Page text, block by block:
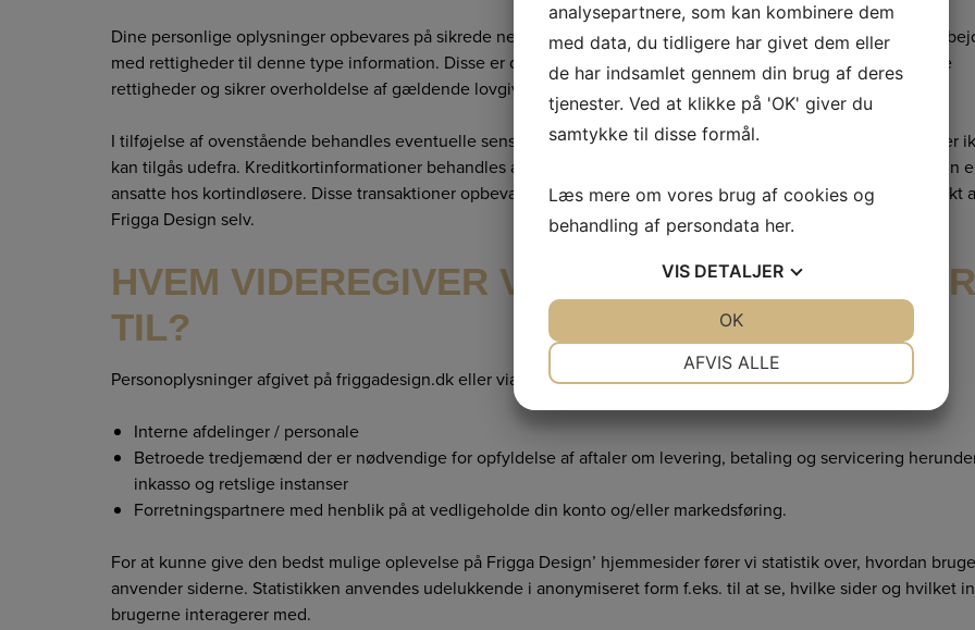
Dine personlige oplysninger opbevares på sikrede netværk og kan kun tilgås af en begrænset mængde
med rettigheder til denne type information. Disse er desuden underlagt vores persondatapolitik, der sikrer dine
rettigheder og sikrer overholdelse af gældende lovgivning på området.
I tilføjelse af ovenstående behandles eventuelle sensitive- og betalingsinformationer på krypterede servere, der
kan tilgås udefra. Kreditkortinformationer behandles af kortindløsere og kan ikke tilgås af hverken Frigga Design
ansatte hos kortindløsere. Disse transaktioner opbevares ikke på interne servere og behandles på intet tidspunkt
Frigga Design selv.
HVEM VIDEREGIVER VI PERSONOPLYSNINGER
TIL?
Personoplysninger afgivet på friggadesign.dk eller via telefonisk kontakt videregives kun til:
Interne afdelinger / personale
Betroede tredjemænd der er nødvendige for opfyldelse af aftaler om levering, betaling og servicering
inkasso og retslige instanser
Forretningspartnere med henblik på at vedligeholde din konto og/eller markedsføring.
For at kunne give den bedst mulige oplevelse på Frigga Design’ hjemmesider fører vi statistik over, hvordan
anvender siderne. Statistikken anvendes udelukkende i anonymiseret form f.eks. til at se, hvilke sider og hvilket
brugerne interagerer med.
analysepartnere, som kan kombinere dem
med data, du tidligere har givet dem eller
de har indsamlet gennem din brug af deres
tjenester. Ved at klikke på 'OK' giver du
samtykke til disse formål.
Læs mere om vores brug af cookies og
behandling af persondata her.
VIS DETALJER
AFVIS ALLE
OK